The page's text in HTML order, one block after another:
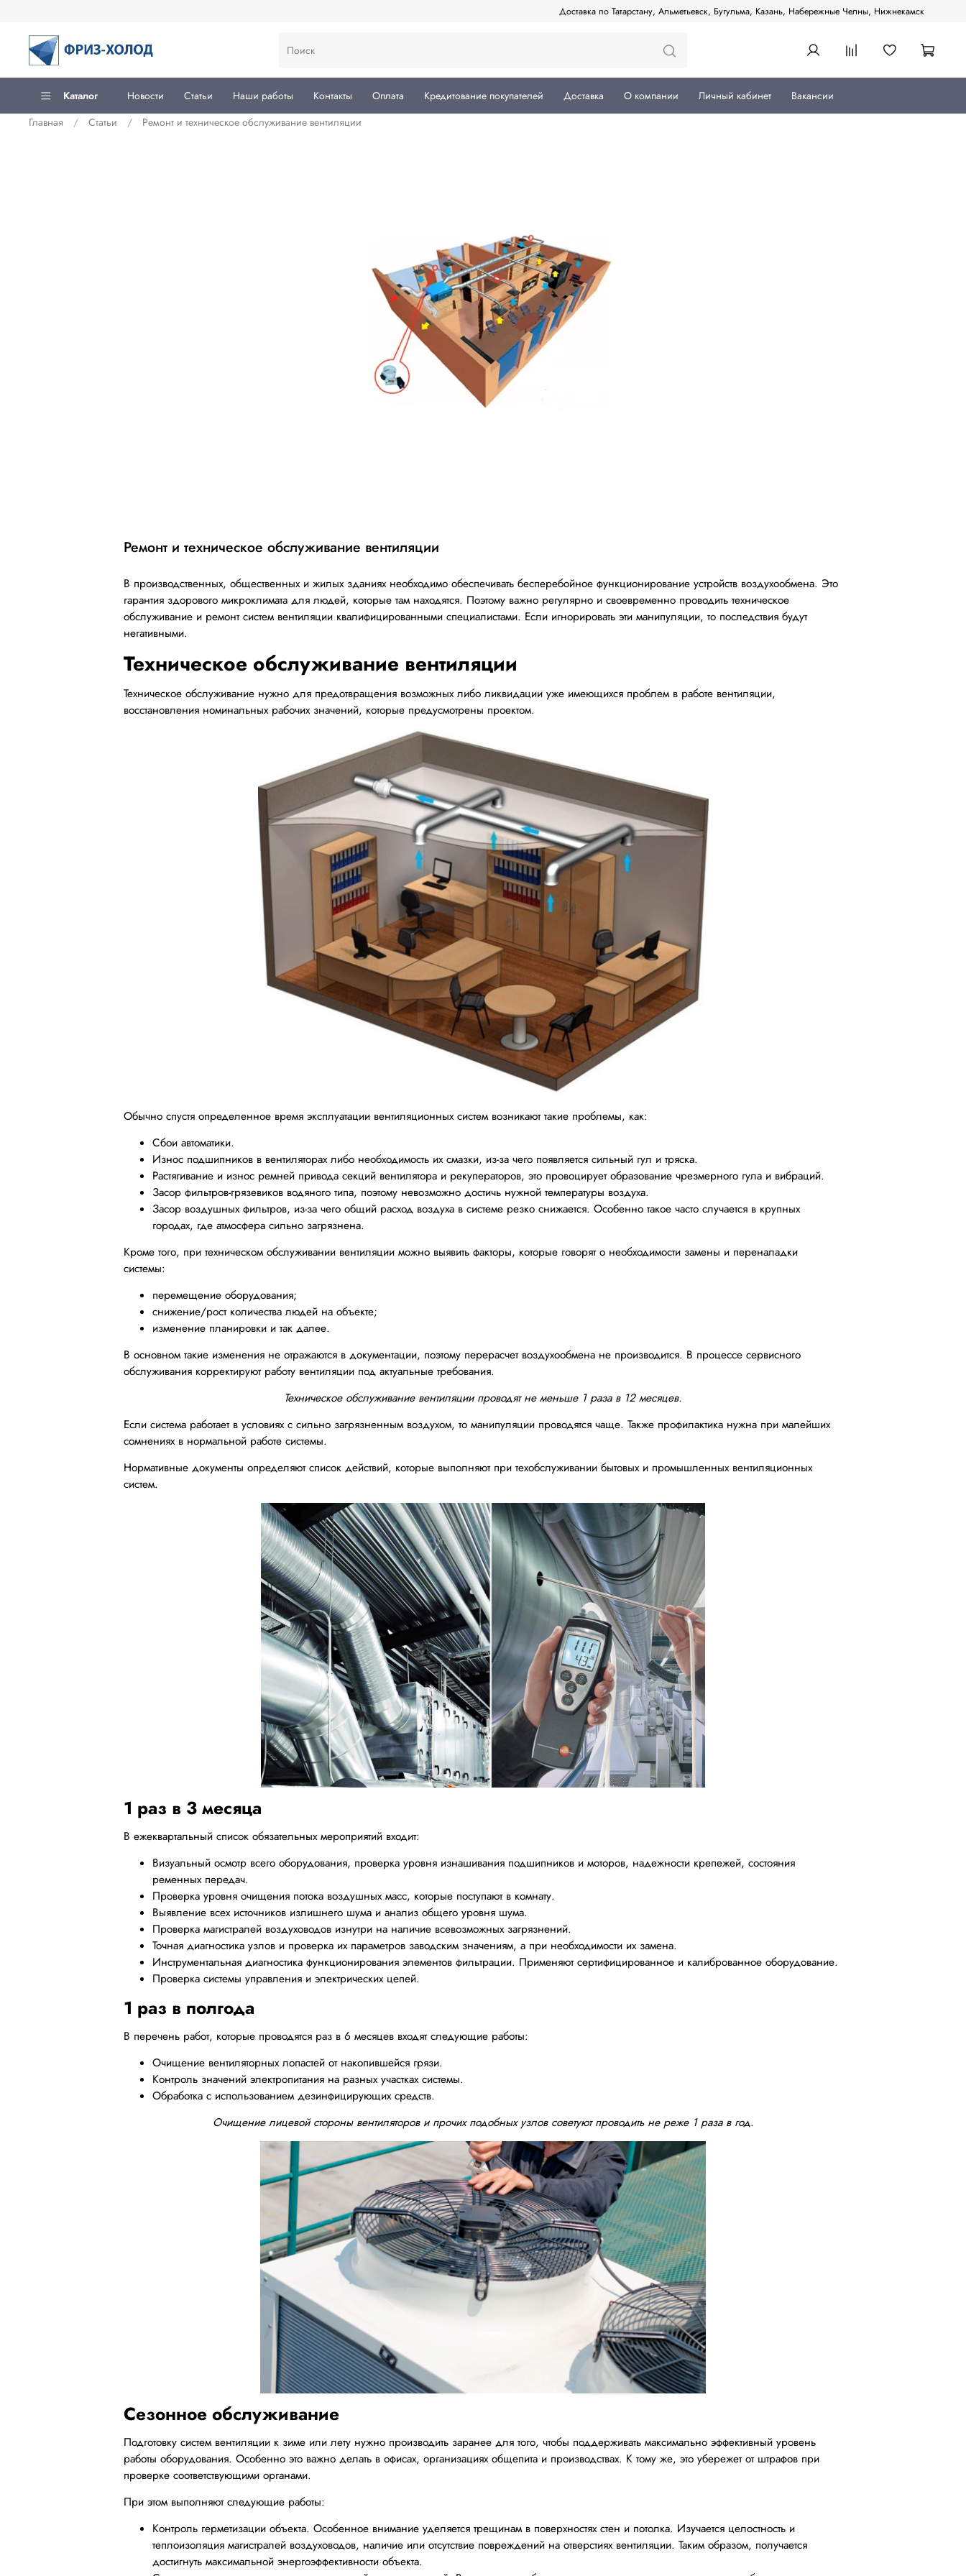
Доставка по Татарстану, Альметьевск, Бугульма, Казань, Набережные Челны, Нижнекамск
Каталог Новости Статьи Наши работы Контакты Оплата Кредитование покупателей Доставка О компании Личный кабинет
Вакансии
Главная
Статьи Ремонт и техническое обслуживание вентиляции
Ремонт и техническое обслуживание вентиляции
В производственных, общественных и жилых зданиях необходимо обеспечивать бесперебойное функционирование устройств воздухообмена. Это
гарантия здорового микроклимата для людей, которые там находятся. Поэтому важно регулярно и своевременно проводить техническое
обслуживание и ремонт систем вентиляции квалифицированными специалистами. Если игнорировать эти манипуляции, то последствия будут
негативными.
Техническое обслуживание вентиляции
Техническое обслуживание нужно для предотвращения возможных либо ликвидации уже имеющихся проблем в работе вентиляции,
восстановления номинальных рабочих значений, которые предусмотрены проектом.
Обычно спустя определенное время эксплуатации вентиляционных систем возникают такие проблемы, как:
Сбои автоматики.
Износ подшипников в вентиляторах либо необходимость их смазки, из-за чего появляется сильный гул и тряска.
Растягивание и износ ремней привода секций вентилятора и рекуператоров, это провоцирует образование чрезмерного гула и вибраций.
Засор фильтров-грязевиков водяного типа, поэтому невозможно достичь нужной температуры воздуха.
Засор воздушных фильтров, из-за чего общий расход воздуха в системе резко снижается. Особенно такое часто случается в крупных
городах, где атмосфера сильно загрязнена.
Кроме того, при техническом обслуживании вентиляции можно выявить факторы, которые говорят о необходимости замены и переналадки
системы:
перемещение оборудования;
снижение/рост количества людей на объекте;
изменение планировки и так далее.
В основном такие изменения не отражаются в документации, поэтому перерасчет воздухообмена не производится. В процессе сервисного
обслуживания корректируют работу вентиляции под актуальные требования.
Техническое обслуживание вентиляции проводят не меньше 1 раза в 12 месяцев.
Если система работает в условиях с сильно загрязненным воздухом, то манипуляции проводятся чаще. Также профилактика нужна при малейших
сомнениях в нормальной работе системы.
Нормативные документы определяют список действий, которые выполняют при техобслуживании бытовых и промышленных вентиляционных
систем.
1 раз в 3 месяца
В ежеквартальный список обязательных мероприятий входит:
Визуальный осмотр всего оборудования, проверка уровня изнашивания подшипников и моторов, надежности крепежей, состояния
ременных передач.
Проверка уровня очищения потока воздушных масс, которые поступают в комнату.
Выявление всех источников излишнего шума и анализ общего уровня шума.
Проверка магистралей воздуховодов изнутри на наличие всевозможных загрязнений.
Точная диагностика узлов и проверка их параметров заводским значениям, а при необходимости их замена.
Инструментальная диагностика функционирования элементов фильтрации. Применяют сертифицированное и калиброванное оборудование.
Проверка системы управления и электрических цепей.
1 раз в полгода
В перечень работ, которые проводятся раз в 6 месяцев входят следующие работы:
Очищение вентиляторных лопастей от накопившейся грязи.
Контроль значений электропитания на разных участках системы.
Обработка с использованием дезинфицирующих средств.
Очищение лицевой стороны вентиляторов и прочих подобных узлов советуют проводить не реже 1 раза в год.
Сезонное обслуживание
Подготовку систем вентиляции к зиме или лету нужно производить заранее для того, чтобы поддерживать максимально эффективный уровень
работы оборудования. Особенно это важно делать в офисах, организациях общепита и производствах. К тому же, это убережет от штрафов при
проверке соответствующими органами.
При этом выполняют следующие работы:
Контроль герметизации объекта. Особенное внимание уделяется трещинам в поверхностях стен и потолка. Изучается целостность и
теплоизоляция магистралей воздуховодов, наличие или отсутствие повреждений на отверстиях вентиляции. Таким образом, получается
достигнуть максимальной энергоэффективности объекта.